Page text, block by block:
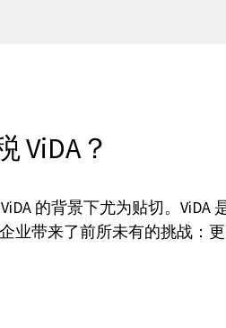
ViDA？
的背景下尤为贴切。
带来了前所未有的挑战：